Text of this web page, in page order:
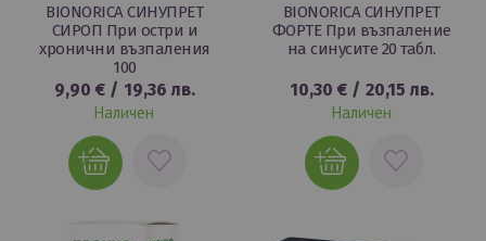
BIONORICA СИНУПРЕТ
СИРОП При остри и
хронични възпаления
100
9,90 €/ 19,36 лв.
Наличен
ДОБАВИ
ЛЮБИМИ
BIONORICA СИНУПРЕТ
ФОРТЕ При възпаление
на синусите 20 табл.
10,30 €/ 20,15 лв.
Наличен
ДОБАВИ